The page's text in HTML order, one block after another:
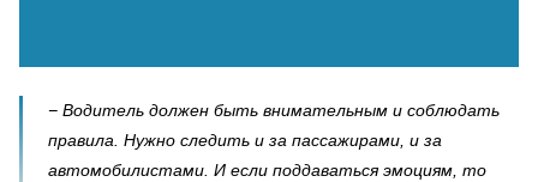
− Водитель должен быть внимательным и соблюдать
правила. Нужно следить и за пассажирами, и за
автомобилистами. И если поддаваться эмоциям, то